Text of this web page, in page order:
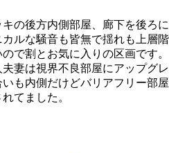
の後方内側部屋、廊下を後ろに
ルな騒音も皆無で揺れも上層階
で割とお気に入りの区画です。
妻は視界不良部屋にアップグレ
も内側だけどバリアフリー部屋
てました。